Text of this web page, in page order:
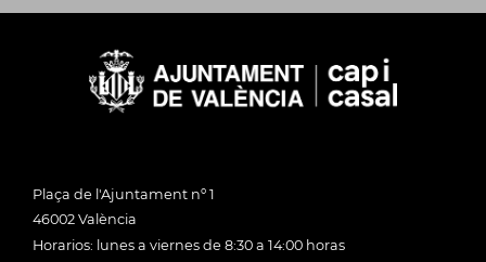
Plaça de l'Ajuntament nº 1
46002 València
Horarios: lunes a viernes de 8:30 a 14:00 horas